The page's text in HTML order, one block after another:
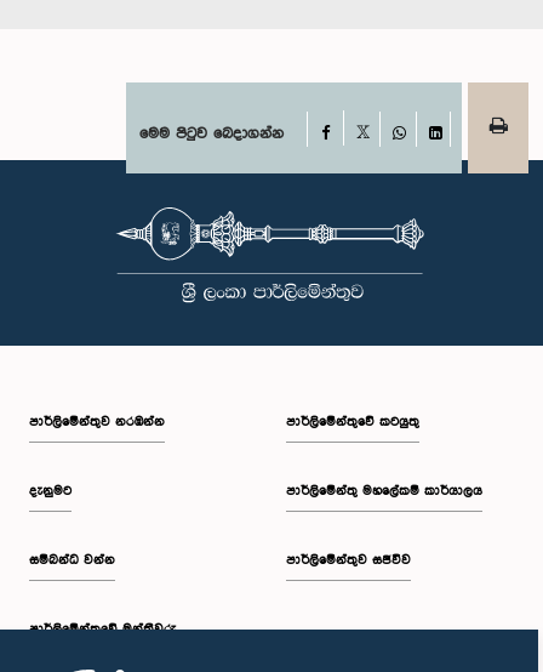
මෙම පිටුව බෙදාගන්න Facebook
WhatsAppLinkedIn
පාර්ලි‌මේන්තුව නරඹන්න
දැනුමට
සම්බන්ධ වන්න
පාර්ලි‌මේන්තුවේ මන්ත්‍රීවරු
පාර්ලිමේන්තුවේ කටයුතු
පාර්ලිමේන්තු මහලේකම් කාර්යාලය
පාර්ලිමේන්තුව සජීවීව